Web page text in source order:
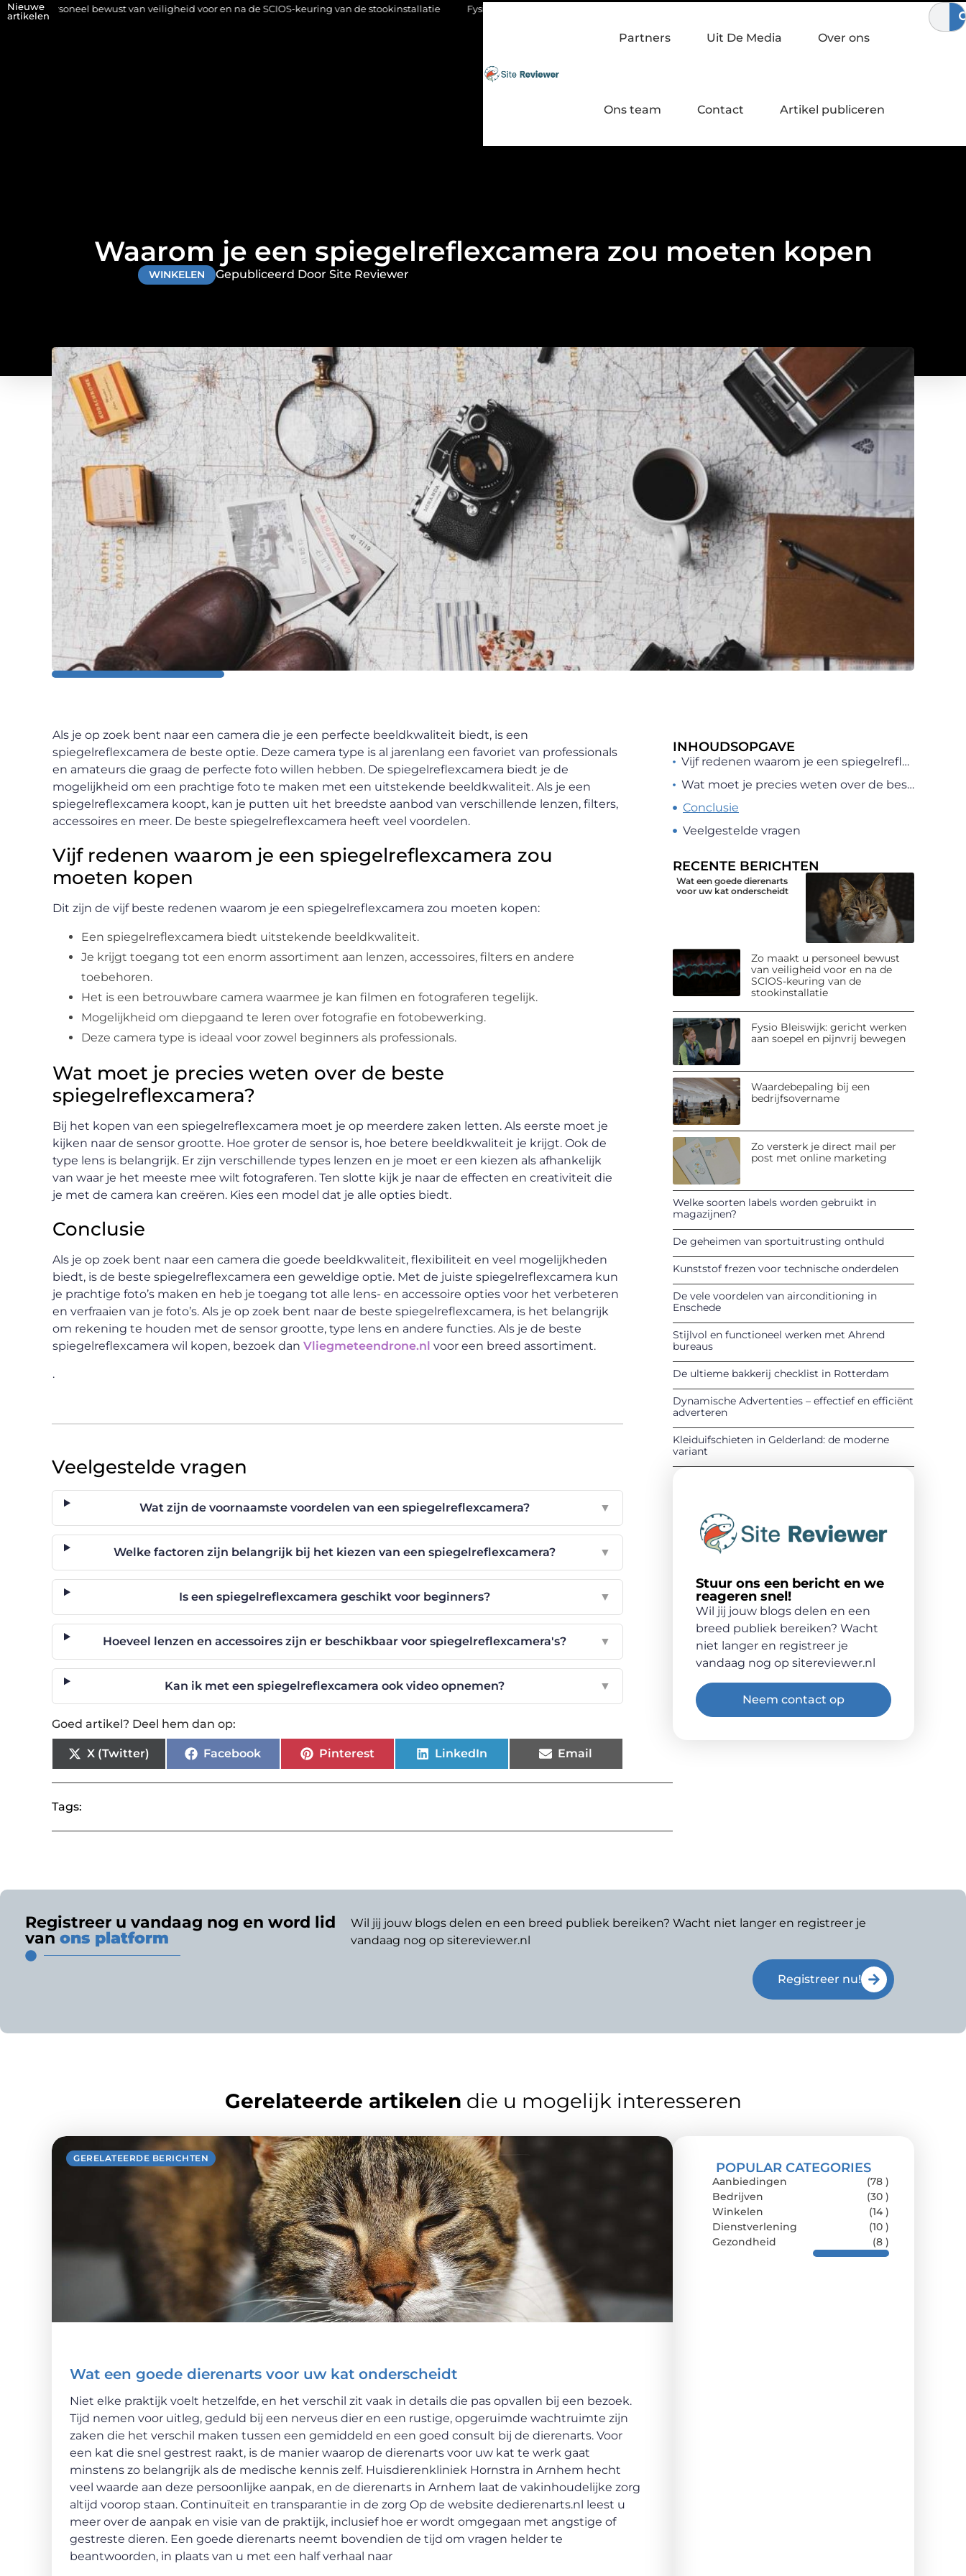
Nieuwe
artikelen
van veiligheid voor en na de SCIOS-keuring van de stookinstallatie Fysio Bleiswijk: gericht werken aan soepel en pijnvrij bewegen Zo
Partners Uit De Media Over ons
Ons team Contact Artikel publiceren
Waarom je een spiegelreflexcamera zou moeten kopen
WINKELEN Gepubliceerd Door Site Reviewer
Als je op zoek bent naar een camera die je een perfecte beeldkwaliteit biedt, is een
spiegelreflexcamera de beste optie. Deze camera type is al jarenlang een favoriet van professionals
en amateurs die graag de perfecte foto willen hebben. De spiegelreflexcamera biedt je de
mogelijkheid om een prachtige foto te maken met een uitstekende beeldkwaliteit. Als je een
spiegelreflexcamera koopt, kan je putten uit het breedste aanbod van verschillende lenzen, filters,
accessoires en meer. De beste spiegelreflexcamera heeft veel voordelen.
Vijf redenen waarom je een spiegelreflexcamera zou
moeten kopen
Dit zijn de vijf beste redenen waarom je een spiegelreflexcamera zou moeten kopen:
Een spiegelreflexcamera biedt uitstekende beeldkwaliteit.
Je krijgt toegang tot een enorm assortiment aan lenzen, accessoires, filters en andere
toebehoren.
Het is een betrouwbare camera waarmee je kan filmen en fotograferen tegelijk.
Mogelijkheid om diepgaand te leren over fotografie en fotobewerking.
Deze camera type is ideaal voor zowel beginners als professionals.
Wat moet je precies weten over de beste
spiegelreflexcamera?
Bij het kopen van een spiegelreflexcamera moet je op meerdere zaken letten. Als eerste moet je
kijken naar de sensor grootte. Hoe groter de sensor is, hoe betere beeldkwaliteit je krijgt. Ook de
type lens is belangrijk. Er zijn verschillende types lenzen en je moet er een kiezen als afhankelijk
van waar je het meeste mee wilt fotograferen. Ten slotte kijk je naar de effecten en creativiteit die
je met de camera kan creëren. Kies een model dat je alle opties biedt.
Conclusie
Als je op zoek bent naar een camera die goede beeldkwaliteit, flexibiliteit en veel mogelijkheden
biedt, is de beste spiegelreflexcamera een geweldige optie. Met de juiste spiegelreflexcamera kun
je prachtige foto’s maken en heb je toegang tot alle lens- en accessoire opties voor het verbeteren
en verfraaien van je foto’s. Als je op zoek bent naar de beste spiegelreflexcamera, is het belangrijk
om rekening te houden met de sensor grootte, type lens en andere functies. Als je de beste
spiegelreflexcamera wil kopen, bezoek dan Vliegmeteendrone.nl voor een breed assortiment.
.
Veelgestelde vragen
Wat zijn de voornaamste voordelen van een spiegelreflexcamera? ▼
Welke factoren zijn belangrijk bij het kiezen van een spiegelreflexcamera? ▼
Is een spiegelreflexcamera geschikt voor beginners? ▼
Hoeveel lenzen en accessoires zijn er beschikbaar voor spiegelreflexcamera's? ▼
Kan ik met een spiegelreflexcamera ook video opnemen? ▼
Goed artikel? Deel hem dan op:
X (Twitter) Facebook Pinterest LinkedIn Email
Tags:
INHOUDSOPGAVE
Vijf redenen waarom je een spiegelreflexcamera zou moeten kopen
Wat moet je precies weten over de beste spiegelreflexcamera?
Conclusie
Veelgestelde vragen
RECENTE BERICHTEN
Wat een goede dierenarts
voor uw kat onderscheidt
Zo maakt u personeel bewust
van veiligheid voor en na de
SCIOS-keuring van de
stookinstallatie
Fysio Bleiswijk: gericht werken
aan soepel en pijnvrij bewegen
Waardebepaling bij een
bedrijfsovername
Zo versterk je direct mail per
post met online marketing
Welke soorten labels worden gebruikt in
magazijnen?
De geheimen van sportuitrusting onthuld
Kunststof frezen voor technische onderdelen
De vele voordelen van airconditioning in
Enschede
Stijlvol en functioneel werken met Ahrend
bureaus
De ultieme bakkerij checklist in Rotterdam
Dynamische Advertenties – effectief en efficiënt
adverteren
Kleiduifschieten in Gelderland: de moderne
variant
Stuur ons een bericht en we
reageren snel!
Wil jij jouw blogs delen en een
breed publiek bereiken? Wacht
niet langer en registreer je
vandaag nog op sitereviewer.nl
Neem contact op
Registreer u vandaag nog en word lid
van ons platform
Wil jij jouw blogs delen en een breed publiek bereiken? Wacht niet langer en registreer je
vandaag nog op sitereviewer.nl
Registreer nu!
Gerelateerde artikelen die u mogelijk interesseren
GERELATEERDE BERICHTEN
Wat een goede dierenarts voor uw kat onderscheidt
Niet elke praktijk voelt hetzelfde, en het verschil zit vaak in details die pas opvallen bij een bezoek.
Tijd nemen voor uitleg, geduld bij een nerveus dier en een rustige, opgeruimde wachtruimte zijn
zaken die het verschil maken tussen een gemiddeld en een goed consult bij de dierenarts. Voor
een kat die snel gestrest raakt, is de manier waarop de dierenarts voor uw kat te werk gaat
minstens zo belangrijk als de medische kennis zelf. Huisdierenkliniek Hornstra in Arnhem hecht
veel waarde aan deze persoonlijke aanpak, en de dierenarts in Arnhem laat de vakinhoudelijke zorg
altijd voorop staan. Continuïteit en transparantie in de zorg Op de website dedierenarts.nl leest u
meer over de aanpak en visie van de praktijk, inclusief hoe er wordt omgegaan met angstige of
gestreste dieren. Een goede dierenarts neemt bovendien de tijd om vragen helder te
beantwoorden, in plaats van u met een half verhaal naar
POPULAR CATEGORIES
Aanbiedingen
(78 )
Bedrijven
(30 )
Winkelen
(14 )
Dienstverlening
(10 )
Gezondheid
(8 )